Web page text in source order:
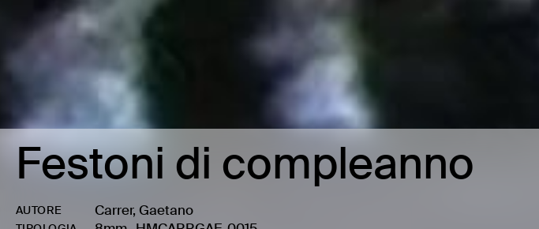
Festoni di compleanno
AUTORE Carrer, Gaetano